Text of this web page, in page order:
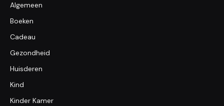
Algemeen
Boeken
Cadeau
Gezondheid
Huisderen
Kind
Kinder Kamer